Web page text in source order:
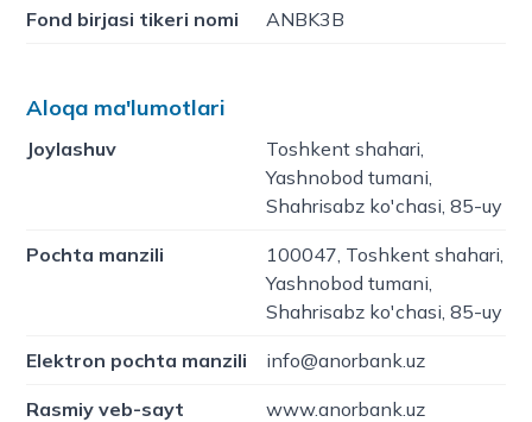
Fond birjasi tikeri nomi ANBK3B
Aloqa ma'lumotlari
Joylashuv
Toshkent shahari,
Yashnobod tumani,
Shahrisabz ko'chasi, 85-uy
Pochta manzili
100047, Toshkent shahari,
Yashnobod tumani,
Shahrisabz ko'chasi, 85-uy
Elektron pochta manzili info@anorbank.uz
Rasmiy veb-sayt www.anorbank.uz